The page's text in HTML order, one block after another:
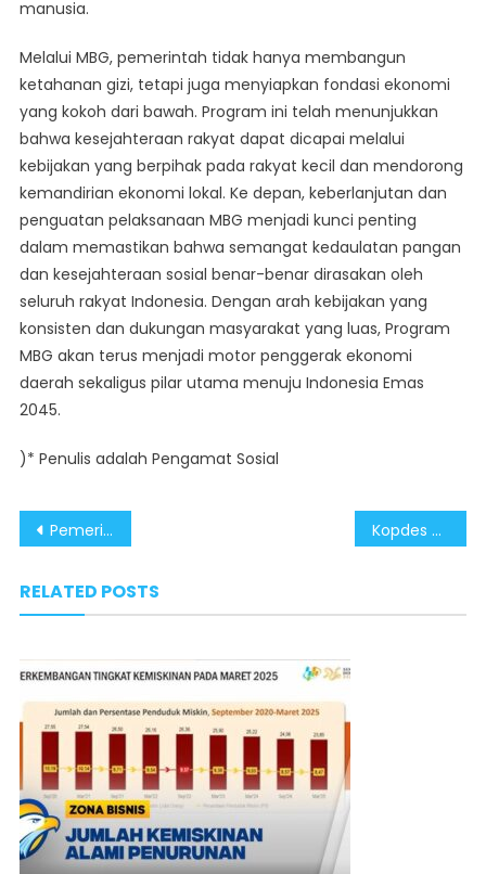
manusia.
Melalui MBG, pemerintah tidak hanya membangun
ketahanan gizi, tetapi juga menyiapkan fondasi ekonomi
yang kokoh dari bawah. Program ini telah menunjukkan
bahwa kesejahteraan rakyat dapat dicapai melalui
kebijakan yang berpihak pada rakyat kecil dan mendorong
kemandirian ekonomi lokal. Ke depan, keberlanjutan dan
penguatan pelaksanaan MBG menjadi kunci penting
dalam memastikan bahwa semangat kedaulatan pangan
dan kesejahteraan sosial benar-benar dirasakan oleh
seluruh rakyat Indonesia. Dengan arah kebijakan yang
konsisten dan dukungan masyarakat yang luas, Program
MBG akan terus menjadi motor penggerak ekonomi
daerah sekaligus pilar utama menuju Indonesia Emas
2045.
)* Penulis adalah Pengamat Sosial
Post
Pemerintah Terus Dorong Program MBG Tingkatkan Gizi Anak dan Pertumbuhan Ekonomi Daerah Kopdes Merah Putih Jadi Penggerak Integrasi Ekonomi Kerakyatan dan Ketahanan Pangan
RELATED POSTS